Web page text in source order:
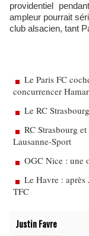
providentiel
ampleur pourrait
club alsacien, tant
Le Paris FC
concurrencer
Le RC
RC Strasbourg
Lausanne-Sport
OGC Nice : une
Le Havre : après
TFC
Justin Favre